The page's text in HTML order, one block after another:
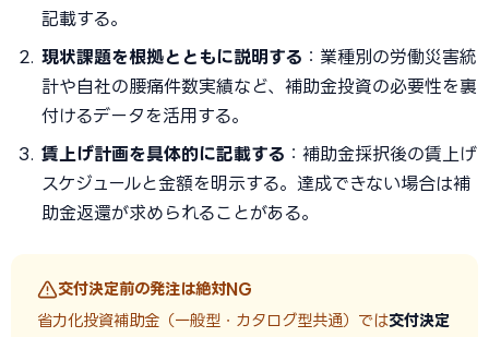
記載する。
現状課題を根拠とともに説明する ：業種別の労働災害統
計や自社の腰痛件数実績など、補助金投資の必要性を裏
付けるデータを活用する。
賃上げ計画を具体的に記載する ：補助金採択後の賃上げ
スケジュールと金額を明示する。達成できない場合は補
助金返還が求められることがある。
交付決定前の発注は絶対NG
省力化投資補助金（一般型・カタログ型共通）では交付決定